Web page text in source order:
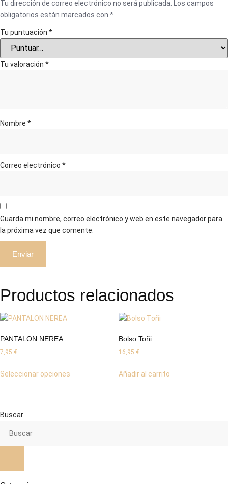
Tu dirección de correo electrónico no será publicada. Los campos
obligatorios están marcados con *
Tu puntuación *
Tu valoración *
Nombre *
Correo electrónico *
Guarda mi nombre, correo electrónico y web en este navegador para
la próxima vez que comente.
Productos relacionados
PANTALON NEREA
7,95 €
Seleccionar opciones
Bolso Toñi
16,95 €
Añadir al carrito
Buscar